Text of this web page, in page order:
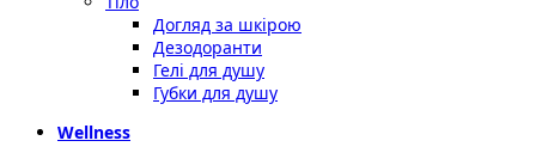
Догляд за шкірою
Дезодоранти
Гелі для душу
Губки для душу
Wellness